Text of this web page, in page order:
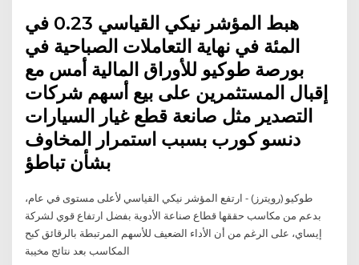
هبط المؤشر نيكي القياسي 0.23 في
المئة في نهاية التعاملات الصباحية في
بورصة طوكيو للأوراق المالية أمس مع
إقبال المستثمرين على بيع أسهم شركات
التصدير مثل صانعة قطع غيار السيارات
دنسو كورب بسبب استمرار المخاوف
بشأن تباطؤ
طوكيو (رويترز) - ارتفع المؤشر نيكي القياسي لأعلى مستوى في عام،
بدعم من مكاسب حققها قطاع صناعة الأدوية بفضل ارتفاع قوي لشركة
إيساي، على الرغم من أن الأداء الضعيف للأسهم المرتبطة بالرقائق كبح
المكاسب بعد نتائج مخيبة